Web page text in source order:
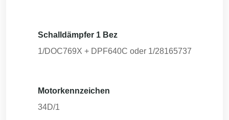
Schalldämpfer 1 Bez
1/DOC769X + DPF640C oder 1/28165737
Motorkennzeichen
34D/1